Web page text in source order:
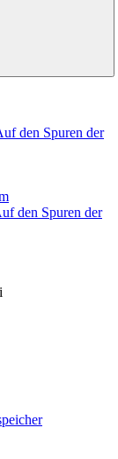
den Spuren der
den Spuren der